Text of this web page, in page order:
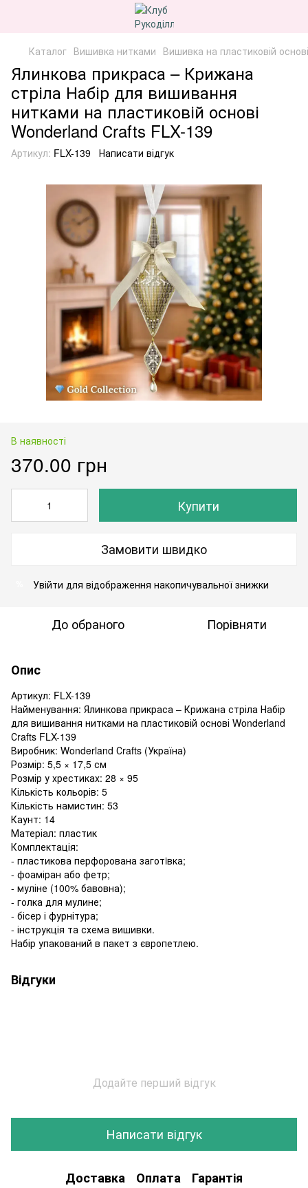
Каталог Вишивка нитками Вишивка на пластиковій основі
Ялинкова прикраса – Крижана
стріла Набір для вишивання
нитками на пластиковій основі
Wonderland Сrafts FLX-139
Артикул: FLX-139 Написати відгук
В наявності
370.00 грн
Купити
Замовити швидко
Увійти для відображення накопичувальної знижки
До обраного Порівняти
Опис
Артикул: FLX-139
Найменування: Ялинкова прикраса – Крижана стріла Набір
для вишивання нитками на пластиковій основі Wonderland
Сrafts FLX-139
Виробник: Wonderland Сrafts (Україна)
Розмір: 5,5 × 17,5 см
Розмір у хрестиках: 28 × 95
Кількість кольорів: 5
Кількість намистин: 53
Каунт: 14
Матеріал: пластик
Комплектація:
- пластикова перфорована заготiвка;
- фоаміран або фетр;
- муліне (100% бавовна);
- голка для мулине;
- бісер і фурнітура;
- інструкція та схема вишивки.
Набір упакований в пакет з європетлею.
Відгуки
Додайте перший відгук
Написати відгук
Доставка Оплата Гарантія